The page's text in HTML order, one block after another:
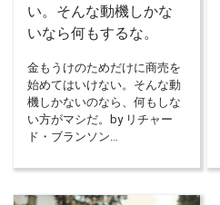
い。そんな動機しかな
いなら何もするな。
金もうけのためだけに商売を
始めてはいけない。そんな動
機しかないのなら、何もしな
い方がマシだ。by リチャー
ド・ブランソン…